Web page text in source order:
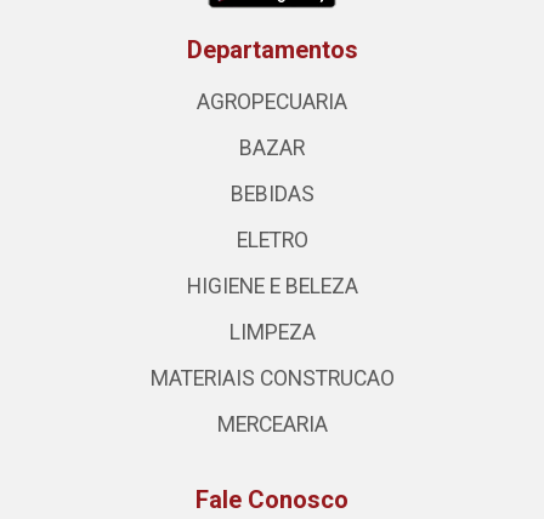
Departamentos
AGROPECUARIA
BAZAR
BEBIDAS
ELETRO
HIGIENE E BELEZA
LIMPEZA
MATERIAIS CONSTRUCAO
MERCEARIA
Fale Conosco